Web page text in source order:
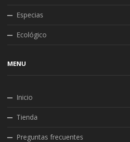
Especias
Ecológico
MENU
Inicio
Tienda
Preguntas frecuentes